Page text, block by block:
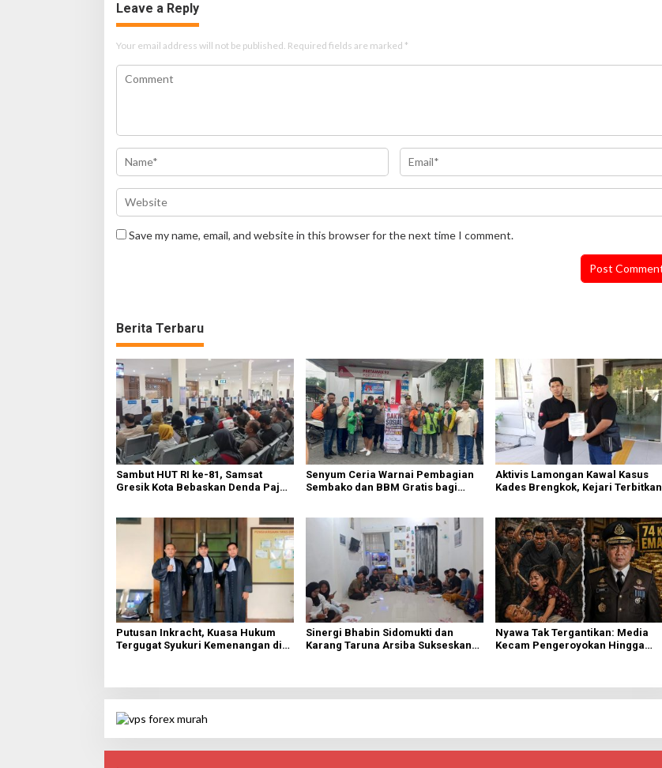
Leave a Reply
Your email address will not be published. Required fields are marked *
Save my name, email, and website in this browser for the next time I comment.
Berita Terbaru
Sambut HUT RI ke-81, Samsat
Gresik Kota Bebaskan Denda Pajak
Senyum Ceria Warnai Pembagian
Sembako dan BBM Gratis bagi
Aktivis Lamongan Kawal Kasus
Kades Brengkok, Kejari Terbitkan
Putusan Inkracht, Kuasa Hukum
Tergugat Syukuri Kemenangan di
Sinergi Bhabin Sidomukti dan
Karang Taruna Arsiba Sukseskan
Nyawa Tak Tergantikan: Media
Kecam Pengeroyokan Hingga